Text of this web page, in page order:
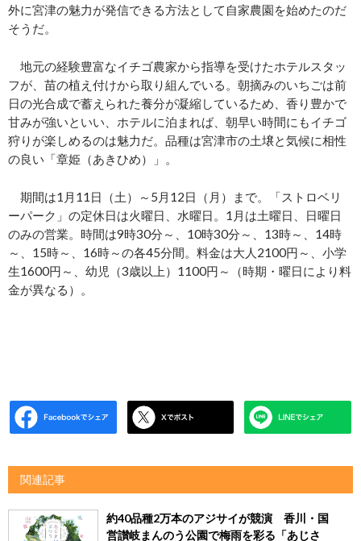
外に宮津の魅力が発信できる方法として自家農園を始めたのだ
そうだ。
地元の経験豊富なイチゴ農家から指導を受けたホテルスタッ
フが、苗の植え付けから取り組んでいる。朝摘みのいちごは前
日の光合成で蓄えられた養分が凝縮しているため、香り豊かで
甘みが強いといい、ホテルに泊まれば、朝早い時間にもイチゴ
狩りが楽しめるのは魅力だ。品種は宮津市の土壌と気候に相性
の良い「章姫（あきひめ）」。
期間は1月11日（土）～5月12日（月）まで。「ストロベリ
ーパーク」の定休日は火曜日、水曜日。1月は土曜日、日曜日
のみの営業。時間は9時30分～、10時30分～、13時～、14時
～、15時～、16時～の各45分間。料金は大人2100円～、小学
生1600円～、幼児（3歳以上）1100円～（時期・曜日により料
金が異なる）。
関連記事
約40品種2万本のアジサイが競演 香川・国
営讃岐まんのう公園で梅雨を彩る「あじさ